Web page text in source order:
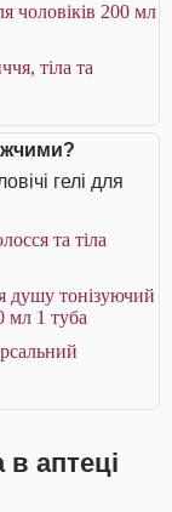
чоловіків 200 мл
тіла та
гелі для
та тіла
душу тонізуючий
мл 1 туба
в аптеці